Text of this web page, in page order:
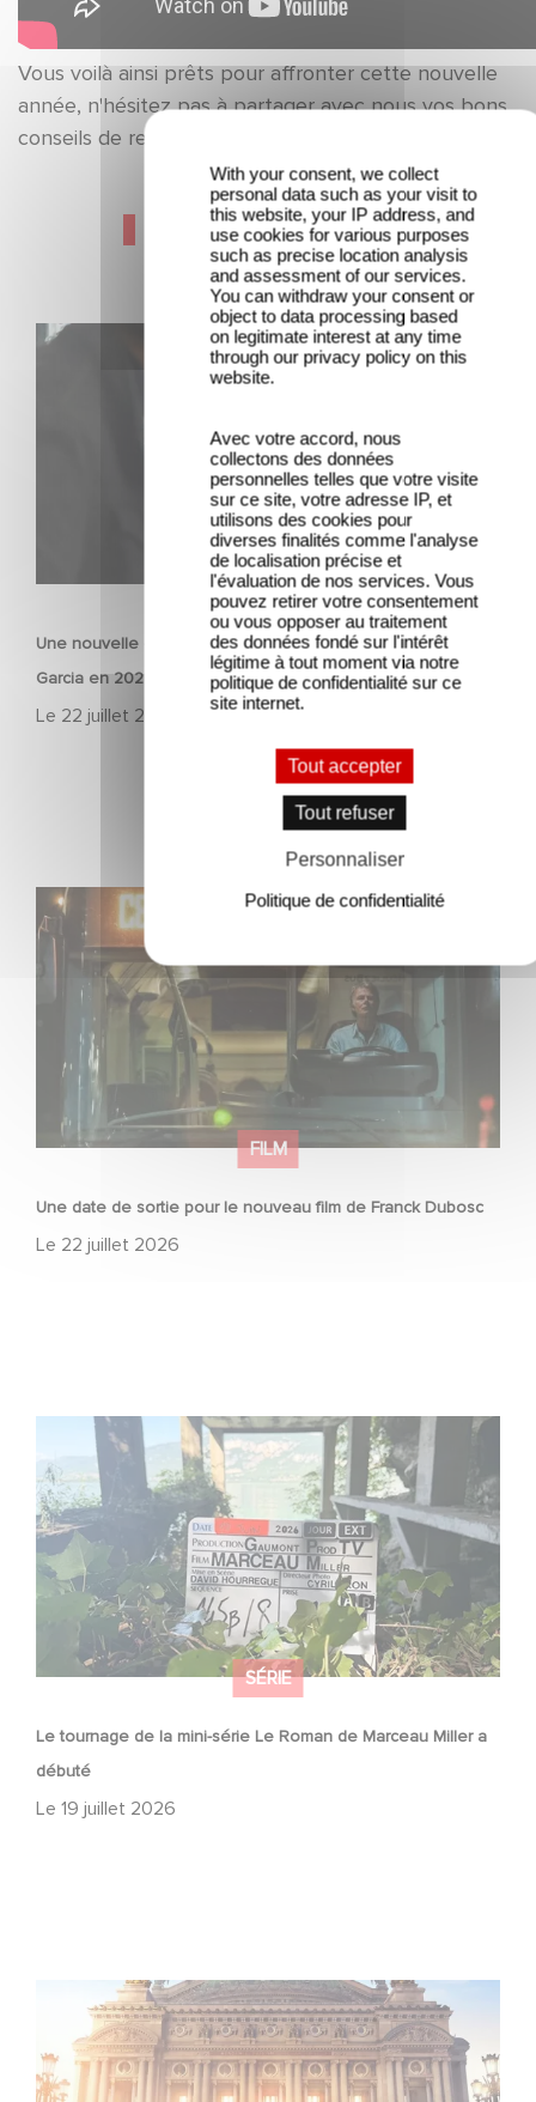
Vous voilà ainsi prêts pour affronter cette nouvelle
année, n'hésitez pas à partager avec nous vos bons
conseils de rentrée !
Dernières actualités
FILM
Une nouvelle comédie avec Baptiste Lecaplain et José
Garcia en 2027 !
Le 22 juillet 2026
Une nouvelle comédie avec Baptiste Lecaplain et José
FILM
Une date de sortie pour le nouveau film de Franck Dubosc
Le 22 juillet 2026
Une date de sortie pour le nouveau film de Franck
Dubosc
SÉRIE
Le tournage de la mini-série Le Roman de Marceau Miller a
débuté
Le 19 juillet 2026
Le tournage de la mini-série Le Roman de Marceau Miller
a débuté
Gaumont et Good Hero annoncent la suite de Ballerina
With your consent, we collect
personal data such as your visit to
this website, your IP address, and
use cookies for various purposes
such as precise location analysis
and assessment of our services.
You can withdraw your consent or
object to data processing based
on legitimate interest at any time
through our privacy policy on this
website.
Avec votre accord, nous
collectons des données
personnelles telles que votre visite
sur ce site, votre adresse IP, et
utilisons des cookies pour
diverses finalités comme l'analyse
de localisation précise et
l'évaluation de nos services. Vous
pouvez retirer votre consentement
ou vous opposer au traitement
des données fondé sur l'intérêt
légitime à tout moment via notre
politique de confidentialité sur ce
site internet.
Tout accepter
Tout refuser
Personnaliser
Politique de confidentialité